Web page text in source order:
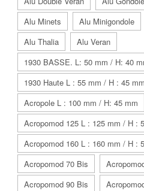
Alu Minets
Alu Minigondole
Alu Thalia
Alu Veran
1930 BASSE. L: 50 mm / H: 40
1930 Haute L : 55 mm / H : 45 mm
Acropole L : 100 mm / H: 45 mm
Acropomod 125 L : 125 mm / H :
Acropomod 160 L : 160 mm / H :
Acropomod 70 Bis
Acropomod 90 Bis